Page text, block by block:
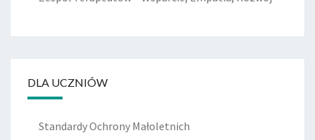
DLA UCZNIÓW
Standardy Ochrony Małoletnich